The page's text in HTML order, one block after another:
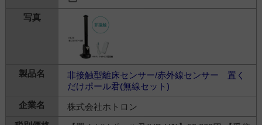
非接触型離床センサー/赤外線センサー 置く
だけポール君(無線セット)
株式会社ホトロン